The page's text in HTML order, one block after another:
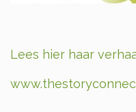
Lees hier haar